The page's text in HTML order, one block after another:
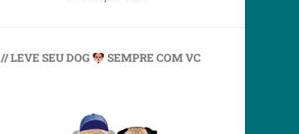
// LEVE SEU DOG SEMPRE COM VC